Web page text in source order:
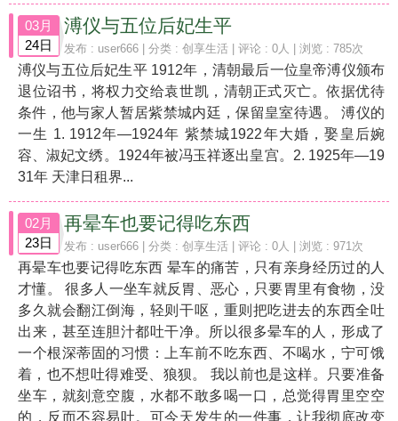
03月
24日
溥仪与五位后妃生平
发布 : user666 | 分类 : 创享生活 | 评论 : 0人 | 浏览 : 785次
溥仪与五位后妃生平 1912年，清朝最后一位皇帝溥仪颁布
退位诏书，将权力交给袁世凯，清朝正式灭亡。依据优待
条件，他与家人暂居紫禁城内廷，保留皇室待遇。 溥仪的
一生 1. 1912年—1924年 紫禁城1922年大婚，娶皇后婉
容、淑妃文绣。1924年被冯玉祥逐出皇宫。2. 1925年—19
31年 天津日租界...
02月
23日
再晕车也要记得吃东西
发布 : user666 | 分类 : 创享生活 | 评论 : 0人 | 浏览 : 971次
再晕车也要记得吃东西 晕车的痛苦，只有亲身经历过的人
才懂。 很多人一坐车就反胃、恶心，只要胃里有食物，没
多久就会翻江倒海，轻则干呕，重则把吃进去的东西全吐
出来，甚至连胆汁都吐干净。所以很多晕车的人，形成了
一个根深蒂固的习惯：上车前不吃东西、不喝水，宁可饿
着，也不想吐得难受、狼狈。 我以前也是这样。只要准备
坐车，就刻意空腹，水都不敢多喝一口，总觉得胃里空空
的，反而不容易吐。可今天发生的一件事，让我彻底改变